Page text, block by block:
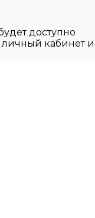
доступно
личный кабинет и